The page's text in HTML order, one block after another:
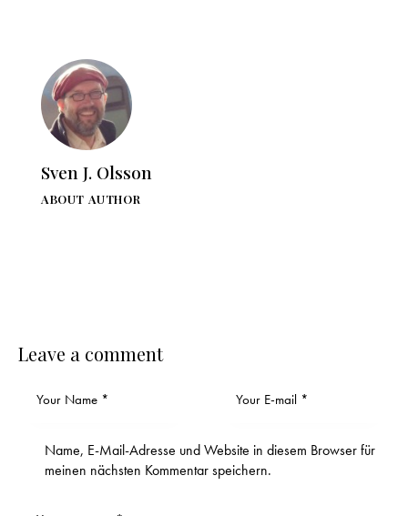
Sven J. Olsson
ABOUT AUTHOR
Leave a comment
Name, E-Mail-Adresse und Website in diesem Browser für
meinen nächsten Kommentar speichern.